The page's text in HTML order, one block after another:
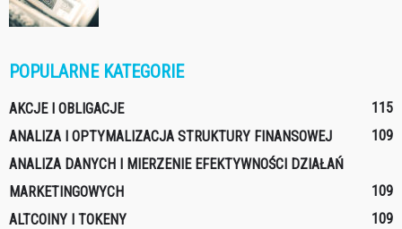
POPULARNE KATEGORIE
AKCJE I OBLIGACJE
115
ANALIZA I OPTYMALIZACJA STRUKTURY FINANSOWEJ
109
ANALIZA DANYCH I MIERZENIE EFEKTYWNOŚCI DZIAŁAŃ
MARKETINGOWYCH
109
ALTCOINY I TOKENY
109